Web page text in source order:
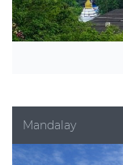
Mandalay